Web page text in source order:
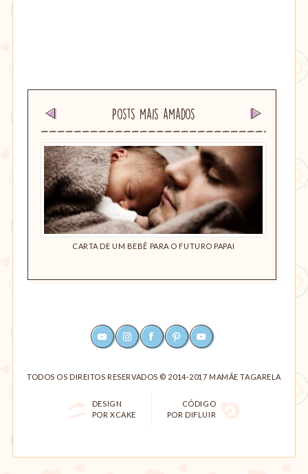
Posts mais amados
CARTA DE UM BEBÊ PARA O FUTURO PAPAI
YOUTUBEINSTAGRAMFACEBOOKPINTEREST
TODOS OS DIREITOS RESERVADOS © 2014-2017 MAMÃE TAGARELA
DESIGN
POR XCAKE
CÓDIGO
POR DIFLUIR